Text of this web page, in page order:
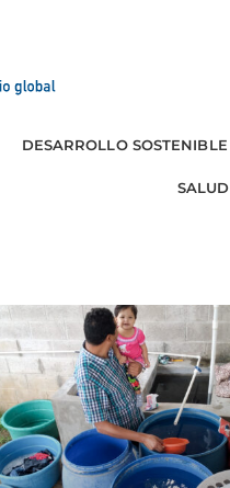
DESARROLLO SOSTENIBLE
SALUD